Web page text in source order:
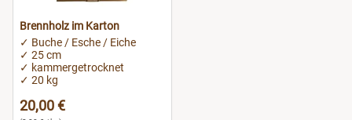
Brennholz im Karton
✓ Buche / Esche / Eiche
✓ 25 cm
✓ kammergetrocknet
✓ 20 kg
20,00 €